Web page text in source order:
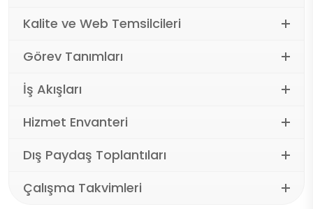
Kalite ve Web Temsilcileri
Görev Tanımları
İş Akışları
Hizmet Envanteri
Dış Paydaş Toplantıları
Çalışma Takvimleri